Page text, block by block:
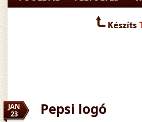
JAN
23
Pepsi logó